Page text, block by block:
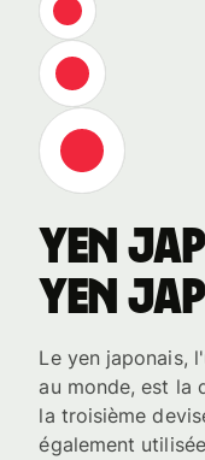
yen
yen
Le yen japonais,
au monde, est la
la troisième
également